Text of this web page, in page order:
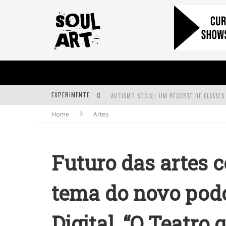
EXPERIMENTE
Home Artes
Futuro das artes
tema do novo